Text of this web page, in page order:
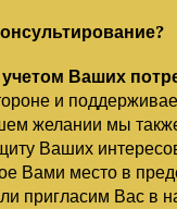
Ваших
и
желании мы
Ваших
Вами место в
пригласим Вас в